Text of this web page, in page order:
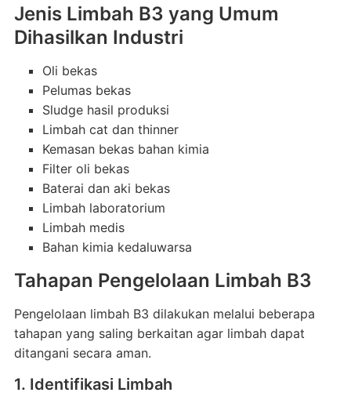
Jenis Limbah B3 yang Umum
Dihasilkan Industri
Oli bekas
Pelumas bekas
Sludge hasil produksi
Limbah cat dan thinner
Kemasan bekas bahan kimia
Filter oli bekas
Baterai dan aki bekas
Limbah laboratorium
Limbah medis
Bahan kimia kedaluwarsa
Tahapan Pengelolaan Limbah B3
Pengelolaan limbah B3 dilakukan melalui beberapa
tahapan yang saling berkaitan agar limbah dapat
ditangani secara aman.
1. Identifikasi Limbah